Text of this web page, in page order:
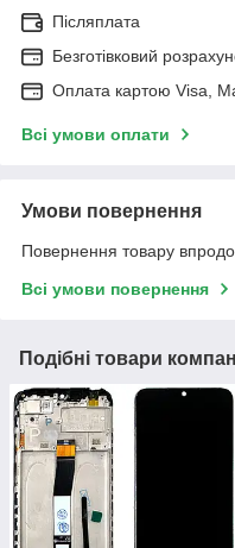
Післяплата
Безготівковий
Оплата картою Visa,
Всі умови оплати
Умови повернення
Повернення товару
Всі умови повернення
Подібні товари